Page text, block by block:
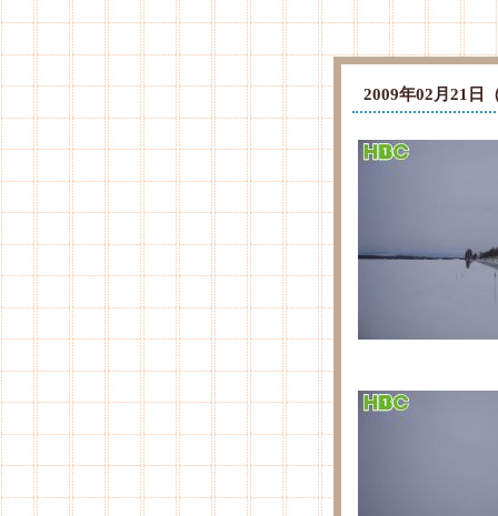
2009年02月21